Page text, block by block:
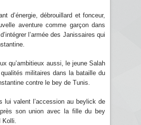
d’énergie, débrouillard et fonceur,
aventure comme garçon dans
l’armée des Janissaires qui
qu’ambitieux aussi, le jeune Salah
militaires dans la bataille du
contre le bey de Tunis.
lui valent l’accession au beylick de
son union avec la fille du bey